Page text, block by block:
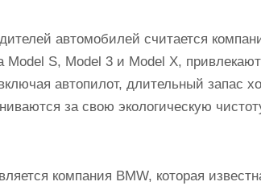
автомобилей считается
Model S, Model 3 и Model X, привлекают
автопилот, длительный запас
за свою экологическую
компания BMW, которая